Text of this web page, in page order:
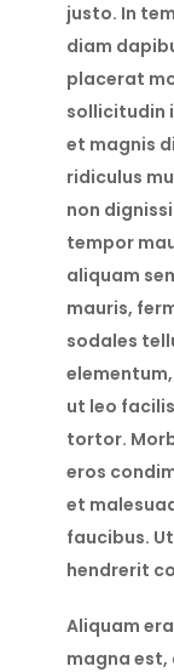
justo. In
diam
placerat
sollicitudin
et magnis
ridiculus
non
tempor
aliquam
mauris,
sodales
ut leo
tortor.
eros
et
faucibus.
hendrerit
Aliquam
magna est,